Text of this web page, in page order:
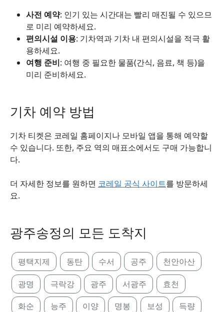
사전 예약: 인기 있는 시간대는 빨리 매진될 수 있으므
로 미리 예약하세요.
편의시설 이용: 기차역과 기차 내 편의시설을 적극 활
용하세요.
여행 준비: 여행 중 필요한 물품(간식, 음료, 책 등)을
미리 준비하세요.
기차 예약 방법
기차 티켓은 코레일 홈페이지나 모바일 앱을 통해 예약할
수 있습니다. 또한, 주요 역의 매표소에서도 구매 가능합니
다.
더 자세한 정보를 원하면 코레일 공식 사이트를 방문하세
요.
광주송정의 모든 도착지
평택지제 동탄 수서 공주 천안아산
광명 극락강 광주 서광주 효천
화순 능주 이양 명봉 보성 득량